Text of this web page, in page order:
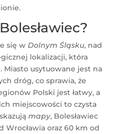
się w Dolnym Śląsku, nad
lokalizacji, która
Miasto usytuowane jest na
dróg, co sprawia, że
Polski jest łatwy, a
miejscowości to czysta
mapy, Bolesławiec
Wrocławia oraz 60 km od